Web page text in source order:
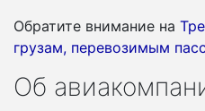
Обратите внимание на
грузам, перевозимым
Об